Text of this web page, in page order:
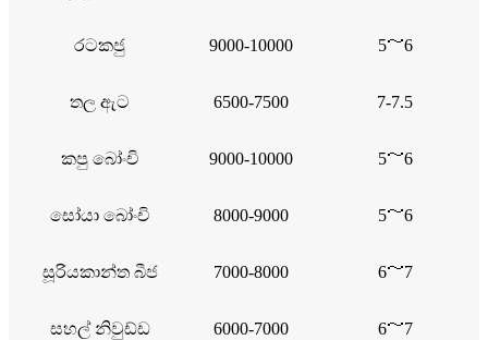
රටකජු 9000-10000 5～6
තල ඇට 6500-7500 7-7.5
කපු බෝංචි 9000-10000 5～6
සෝයා බෝංචි 8000-9000 5～6
සූරියකාන්ත බීජ 7000-8000 6～7
සහල් නිවුඩ්ඩ 6000-7000 6～7